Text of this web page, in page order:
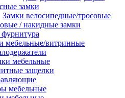
замки
Замки велосипедные/тросовые
/ накидные замки
мебельные/витринные
мебельные
защелки
мебельные